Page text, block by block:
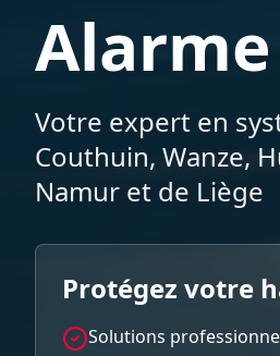
Votre expert en
Couthuin, Wanze,
Namur et de Liège
Protégez votre
Solutions